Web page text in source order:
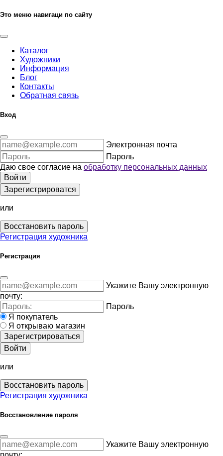
Это меню навигаци по сайту
Каталог
Художники
Информация
Блог
Контакты
Обратная связь
Вход
Электронная почта
Пароль
Даю свое согласие на обработку персональных данных
Войти
Зарегистрироватся
или
Восстановить пароль
Регистрация художника
Регистрация
Укажите Вашу электронную
почту:
Пароль
Я покупатель
Я открываю магазин
Зарегистрироваться
Войти
или
Восстановить пароль
Регистрация художника
Восстановление пароля
Укажите Вашу электронную